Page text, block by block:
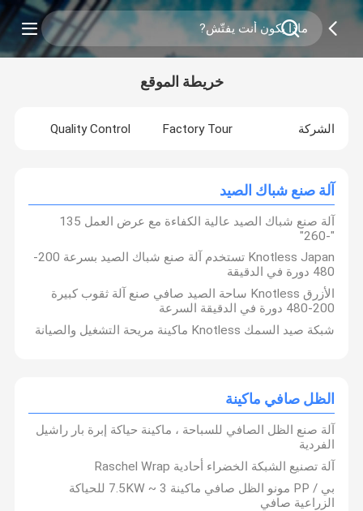
خريطة الموقع
الشركة Factory Tour
Quality Control
آلة صنع شباك الصيد
آلة صنع شباك الصيد عالية الكفاءة مع عرض العمل 135
"-260"
Knotless Japan تستخدم آلة صنع شباك الصيد بسرعة 200-
480 دورة في الدقيقة
الأزرق Knotless ساحة الصيد صافي صنع آلة ثقوب كبيرة
200-480 دورة في الدقيقة السرعة
شبكة صيد السمك Knotless ماكينة مريحة التشغيل والصيانة
الظل صافي ماكينة
آلة صنع الظل الصافي للسباحة ، ماكينة حياكة إبرة بار راشيل
الفردية
آلة تصنيع الشبكة الخضراء أحادية Raschel Wrap
بي / PP مونو الظل صافي ماكينة 3 ~ 7.5KW للحياكة
الزراعية صافي